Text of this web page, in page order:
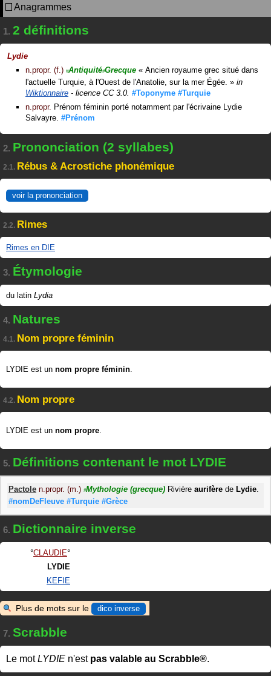
Anagrammes
1. 2 définitions
Lydie
n.propr. (f.) #Antiquité#Grecque « Ancien royaume grec situé dans
l'actuelle Turquie, à l'Ouest de l'Anatolie, sur la mer Égée. » in
Wiktionnaire - licence CC 3.0. #Toponyme #Turquie
n.propr. Prénom féminin porté notamment par l'écrivaine Lydie
Salvayre. #Prénom
2. Prononciation (2 syllabes)
2.1. Rébus & Acrostiche phonémique
voir la prononciation
2.2. Rimes
Rimes en DIE
3. Étymologie
du latin Lydia
4. Natures
4.1. Nom propre féminin
LYDIE est un nom propre féminin.
4.2. Nom propre
LYDIE est un nom propre.
5. Définitions contenant le mot LYDIE
Pactole n.propr. (m.) #Mythologie (grecque) Rivière aurifère de Lydie.
#nomDeFleuve #Turquie #Grèce
6. Dictionnaire inverse
CLAUDIE
LYDIE
KEFIE
Plus de mots sur le dico inverse
7. Scrabble
Le motLYDIE n'est pas valable au Scrabble®.